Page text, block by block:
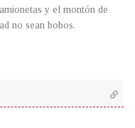
y el montón de
no sean bobos.